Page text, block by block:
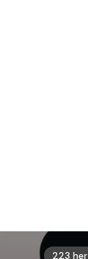
223 her